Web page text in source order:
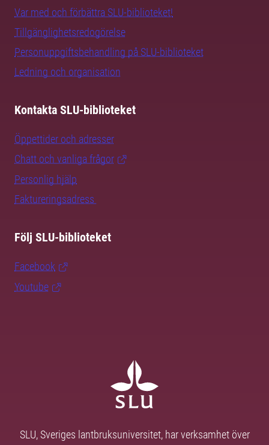
Var med och förbättra SLU-biblioteket!
Tillgänglighetsredogörelse
Personuppgiftsbehandling på SLU-biblioteket
Ledning och organisation
Kontakta SLU-biblioteket
Öppettider och adresser
Chatt och vanliga frågor
Personlig hjälp
Faktureringsadress
Följ SLU-biblioteket
Facebook
Youtube
SLU, Sveriges lantbruksuniversitet, har verksamhet över